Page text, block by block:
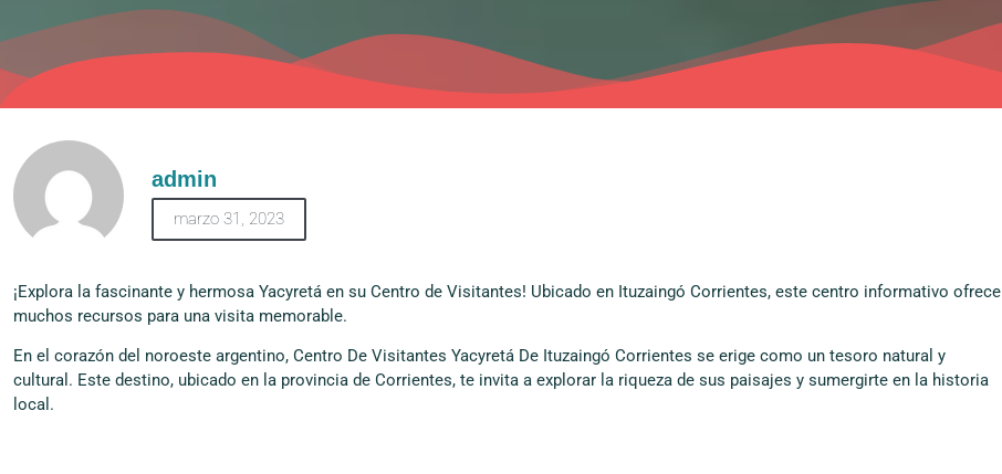
admin
marzo 31, 2023
¡Explora la fascinante y hermosa Yacyretá en su Centro de Visitantes! Ubicado en Ituzaingó Corrientes, este centro informativo ofrece
muchos recursos para una visita memorable.
En el corazón del noroeste argentino, Centro De Visitantes Yacyretá De Ituzaingó Corrientes se erige como un tesoro natural y
cultural. Este destino, ubicado en la provincia de Corrientes, te invita a explorar la riqueza de sus paisajes y sumergirte en la historia
local.